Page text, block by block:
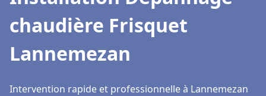
chaudière Frisquet
Lannemezan
Intervention rapide et professionnelle à Lannemezan